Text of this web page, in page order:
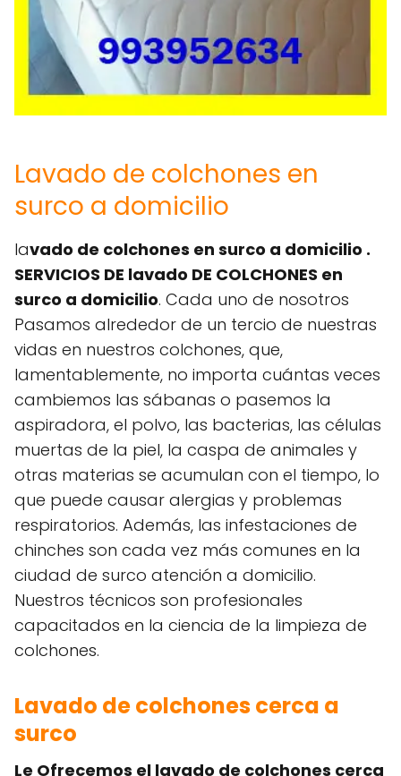
Lavado de colchones en
surco a domicilio
lavado de colchones en surco a domicilio .
SERVICIOS DE lavado DE COLCHONES en
surco a domicilio. Cada uno de nosotros
Pasamos alrededor de un tercio de nuestras
vidas en nuestros colchones, que,
lamentablemente, no importa cuántas veces
cambiemos las sábanas o pasemos la
aspiradora, el polvo, las bacterias, las células
muertas de la piel, la caspa de animales y
otras materias se acumulan con el tiempo, lo
que puede causar alergias y problemas
respiratorios. Además, las infestaciones de
chinches son cada vez más comunes en la
ciudad de surco atención a domicilio.
Nuestros técnicos son profesionales
capacitados en la ciencia de la limpieza de
colchones.
Lavado de colchones cerca a
surco
Le Ofrecemos el lavado de colchones cerca